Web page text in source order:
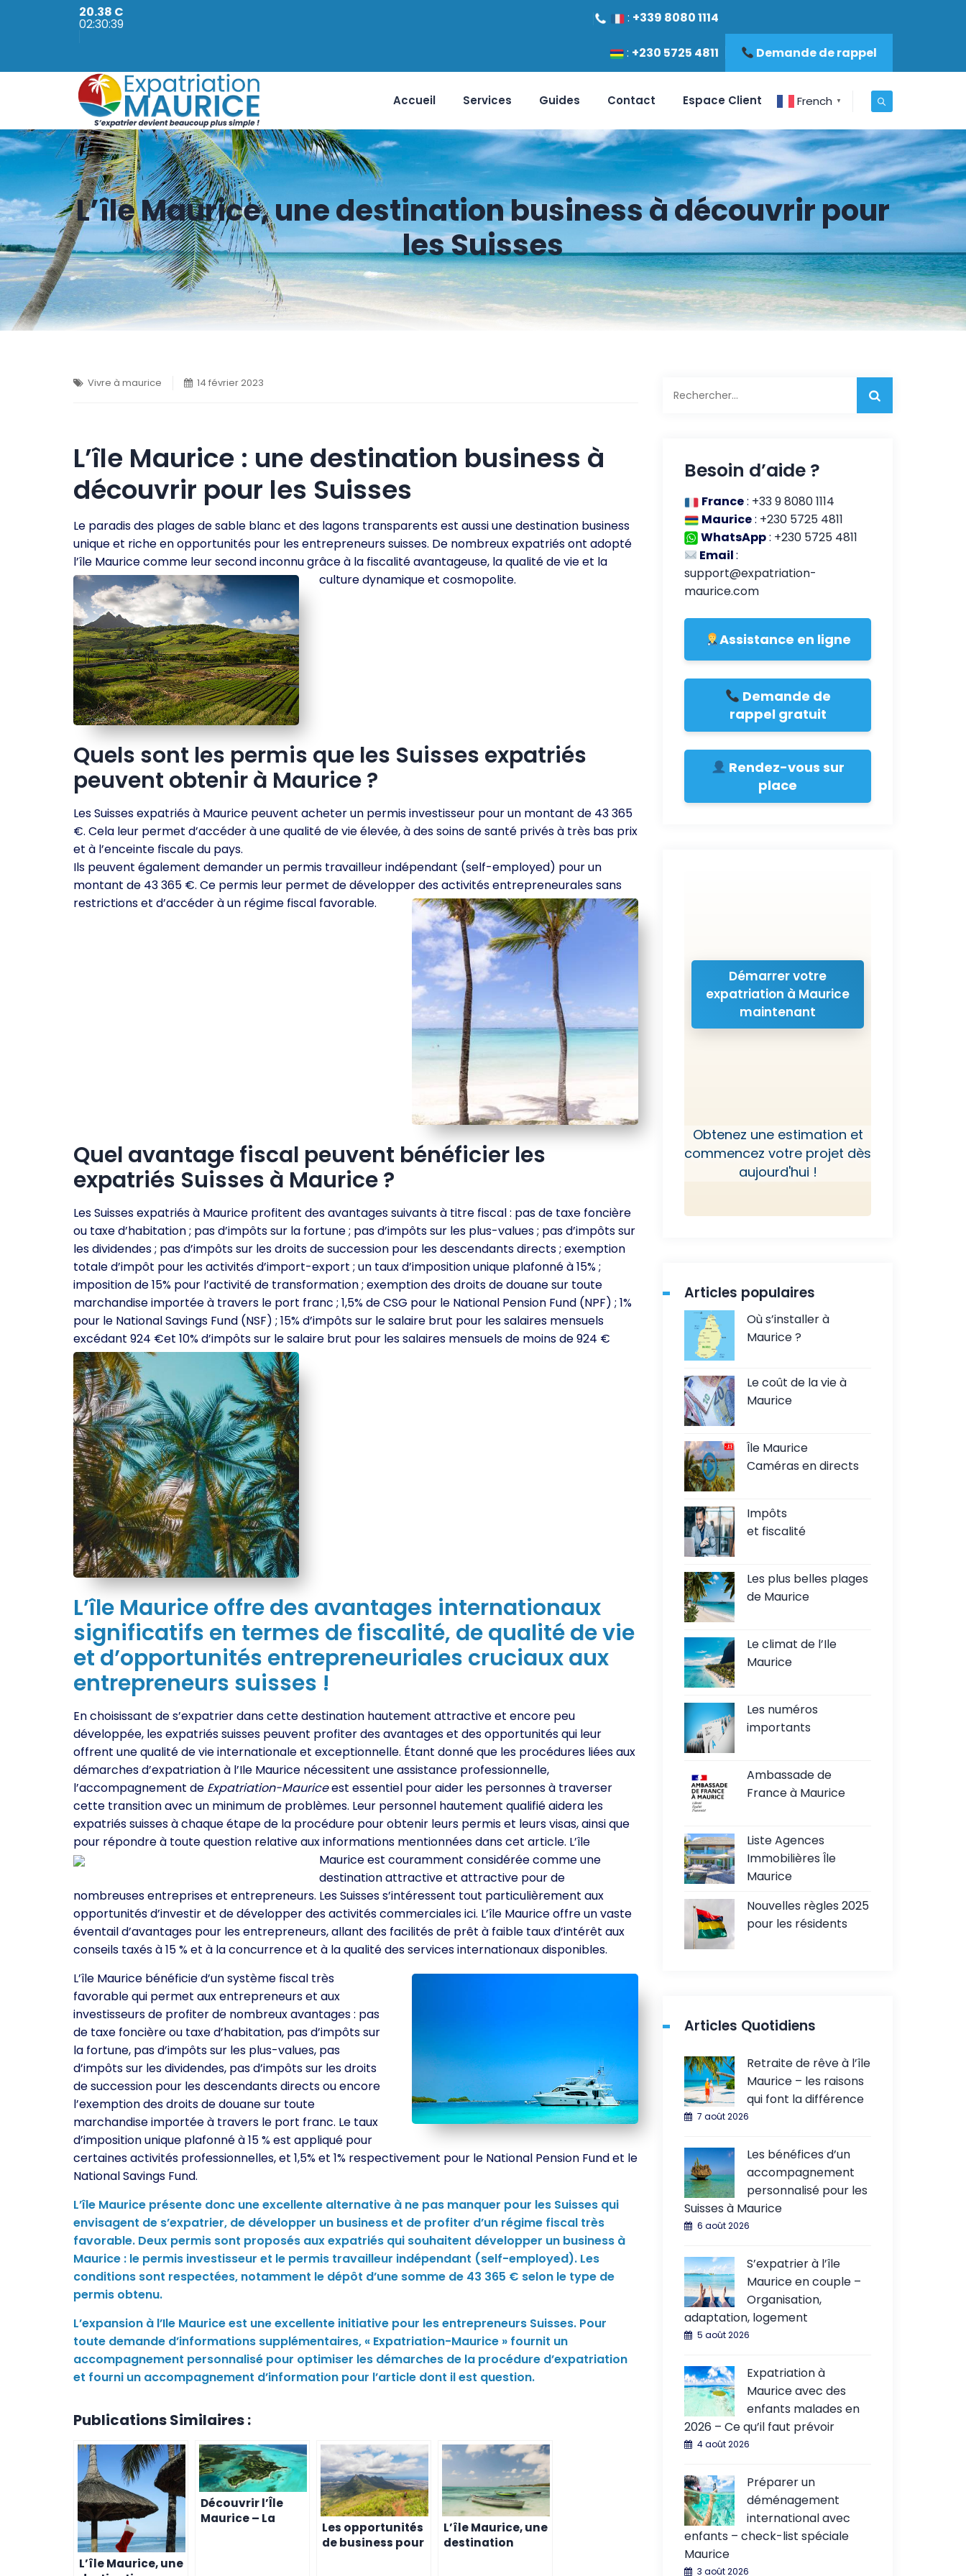
20.38 C
02:30:40 : +339 8080 1114
: +230 5725 4811 Demande de rappel
Accueil Services Guides Contact Espace Client French ▼
L’île Maurice, une destination business à découvrir pour
les Suisses
Vivre à maurice 14 février 2023
L’île Maurice : une destination business à
découvrir pour les Suisses
Le paradis des plages de sable blanc et des lagons transparents est aussi une destination business
unique et riche en opportunités pour les entrepreneurs suisses. De nombreux expatriés ont adopté
l’île Maurice comme leur second inconnu grâce à la fiscalité avantageuse, la qualité de vie et la
culture dynamique et cosmopolite.
Quels sont les permis que les Suisses expatriés
peuvent obtenir à Maurice ?
Les Suisses expatriés à Maurice peuvent acheter un permis investisseur pour un montant de 43 365
€. Cela leur permet d’accéder à une qualité de vie élevée, à des soins de santé privés à très bas prix
et à l’enceinte fiscale du pays.
Ils peuvent également demander un permis travailleur indépendant (self-employed) pour un
montant de 43 365 €. Ce permis leur permet de développer des activités entrepreneurales sans
restrictions et d’accéder à un régime fiscal favorable.
Quel avantage fiscal peuvent bénéficier les
expatriés Suisses à Maurice ?
Les Suisses expatriés à Maurice profitent des avantages suivants à titre fiscal : pas de taxe foncière
ou taxe d’habitation ; pas d’impôts sur la fortune ; pas d’impôts sur les plus-values ; pas d’impôts sur
les dividendes ; pas d’impôts sur les droits de succession pour les descendants directs ; exemption
totale d’impôt pour les activités d’import-export ; un taux d’imposition unique plafonné à 15% ;
imposition de 15% pour l’activité de transformation ; exemption des droits de douane sur toute
marchandise importée à travers le port franc ; 1,5% de CSG pour le National Pension Fund (NPF) ; 1%
pour le National Savings Fund (NSF) ; 15% d’impôts sur le salaire brut pour les salaires mensuels
excédant 924 €et 10% d’impôts sur le salaire brut pour les salaires mensuels de moins de 924 €
L’île Maurice offre des avantages internationaux
significatifs en termes de fiscalité, de qualité de vie
et d’opportunités entrepreneuriales cruciaux aux
entrepreneurs suisses !
En choisissant de s’expatrier dans cette destination hautement attractive et encore peu
développée, les expatriés suisses peuvent profiter des avantages et des opportunités qui leur
offrent une qualité de vie internationale et exceptionnelle. Étant donné que les procédures liées aux
démarches d’expatriation à l’Ile Maurice nécessitent une assistance professionnelle,
l’accompagnement de Expatriation-Mauriceest essentiel pour aider les personnes à traverser
cette transition avec un minimum de problèmes. Leur personnel hautement qualifié aidera les
expatriés suisses à chaque étape de la procédure pour obtenir leurs permis et leurs visas, ainsi que
pour répondre à toute question relative aux informations mentionnées dans cet article. L’île
Maurice est couramment considérée comme une
destination attractive et attractive pour de
nombreuses entreprises et entrepreneurs. Les Suisses s’intéressent tout particulièrement aux
opportunités d’investir et de développer des activités commerciales ici. L’île Maurice offre un vaste
éventail d’avantages pour les entrepreneurs, allant des facilités de prêt à faible taux d’intérêt aux
conseils taxés à 15 % et à la concurrence et à la qualité des services internationaux disponibles.
L’île Maurice bénéficie d’un système fiscal très
favorable qui permet aux entrepreneurs et aux
investisseurs de profiter de nombreux avantages : pas
de taxe foncière ou taxe d’habitation, pas d’impôts sur
la fortune, pas d’impôts sur les plus-values, pas
d’impôts sur les dividendes, pas d’impôts sur les droits
de succession pour les descendants directs ou encore
l’exemption des droits de douane sur toute
marchandise importée à travers le port franc. Le taux
d’imposition unique plafonné à 15 % est appliqué pour
certaines activités professionnelles, et 1,5% et 1% respectivement pour le National Pension Fund et le
National Savings Fund.
L’île Maurice présente donc une excellente alternative à ne pas manquer pour les Suisses qui
envisagent de s’expatrier, de développer un business et de profiter d’un régime fiscal très
favorable. Deux permis sont proposés aux expatriés qui souhaitent développer un business à
Maurice : le permis investisseur et le permis travailleur indépendant (self-employed). Les
conditions sont respectées, notamment le dépôt d’une somme de 43 365 € selon le type de
permis obtenu.
L’expansion à l’Ile Maurice est une excellente initiative pour les entrepreneurs Suisses. Pour
toute demande d’informations supplémentaires, « Expatriation-Maurice » fournit un
accompagnement personnalisé pour optimiser les démarches de la procédure d’expatriation
et fourni un accompagnement d’information pour l’article dont il est question.
Publications Similaires :
L’île Maurice, une
Découvrir l’Île
Maurice – La
Les opportunités
de business pour
L’île Maurice, une
destination
Besoin d’aide ?
France: +33 9 8080 1114
Maurice: +230 5725 4811
WhatsApp: +230 5725 4811
Email:
support@expatriation-
maurice.com
Assistance en ligne
Demande de
rappel gratuit
Rendez-vous sur
place
Démarrer votre
expatriation à Maurice
maintenant
Obtenez une estimation et
commencez votre projet dès
aujourd'hui !
Articles populaires
Où s’installer à
Maurice ?
Le coût de la vie à
Maurice
Île Maurice
Caméras en directs
Impôts
et fiscalité
Les plus belles plages
de Maurice
Le climat de l’Ile
Maurice
Les numéros
importants
Ambassade de
France à Maurice
Liste Agences
Immobilières Île
Maurice
Nouvelles règles 2025
pour les résidents
Articles Quotidiens
Retraite de rêve à l’île
Maurice – les raisons
qui font la différence
7 août 2026
Les bénéfices d’un
accompagnement
personnalisé pour les
Suisses à Maurice
6 août 2026
S’expatrier à l’île
Maurice en couple –
Organisation,
adaptation, logement
5 août 2026
Expatriation à
Maurice avec des
enfants malades en
2026 – Ce qu’il faut prévoir
4 août 2026
Préparer un
déménagement
international avec
enfants – check-list spéciale
Maurice
3 août 2026